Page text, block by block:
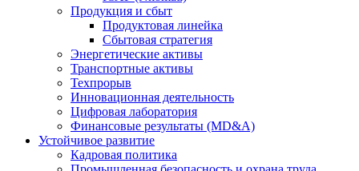
Продукция и сбыт
Продуктовая линейка
Сбытовая стратегия
Энергетические активы
Транспортные активы
Техпрорыв
Инновационная деятельность
Цифровая лаборатория
Финансовые результаты (MD&A)
Устойчивое развитие
Кадровая политика